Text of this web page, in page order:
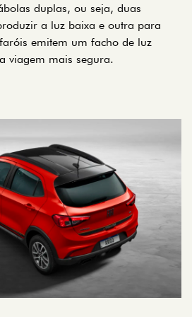
duplas, ou seja, duas
a luz baixa e outra para
emitem um facho de luz
viagem mais segura.​